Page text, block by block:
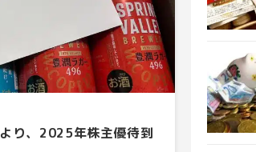
り、2025年株主優待到